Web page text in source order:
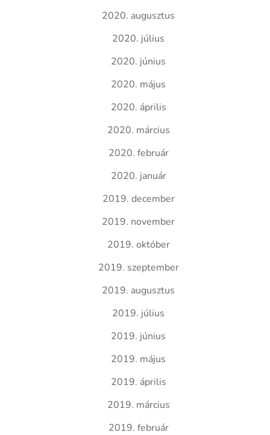
2020. augusztus
2020. július
2020. június
2020. május
2020. április
2020. március
2020. február
2020. január
2019. december
2019. november
2019. október
2019. szeptember
2019. augusztus
2019. július
2019. június
2019. május
2019. április
2019. március
2019. február